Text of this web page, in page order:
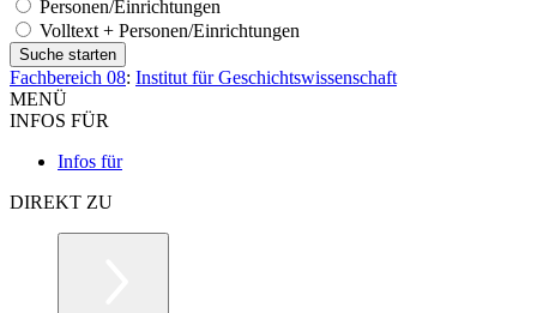
Personen/Einrichtungen
Volltext + Personen/Einrichtungen
Fachbereich 08: Institut für Geschichtswissenschaft
MENÜ
INFOS FÜR
Infos für
DIREKT ZU